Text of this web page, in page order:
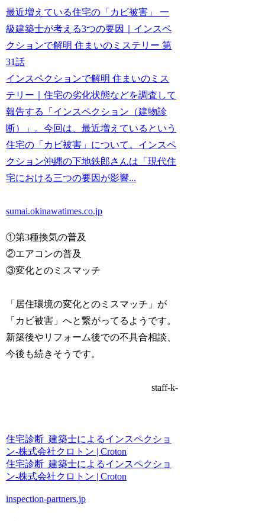
最近増えている住宅の「カビ被害」 一
級建築士が考える3つの要因｜インスペ
クションで解明 住まいのミステリー 第
31話
インスペクションで解明 住まいのミス
テリー｜住宅の劣化状態などを調査して
報告する「インスペクション（建物診
断）」。今回は、最近増えているという
住宅の「カビ被害」について。インスペ
クション沖縄の下地鉄郎さんは「現代住
宅における三つの要因が影響...
sumai.okinawatimes.co.jp
①第3種換気の普及
②エアコンの普及
③変化とのミスマッチ
「居住環境の変化とのミスマッチ 」が
「カビ被害」へと繋がってるようです。
新築後やリフォーム後での不具合相談、
今後も続きそうです。
staff-k-
住宅診断_建築士によるインスペクショ
ン-株式会社クロトン | Croton
住宅診断_建築士によるインスペクショ
ン-株式会社クロトン | Croton
inspection-partners.jp